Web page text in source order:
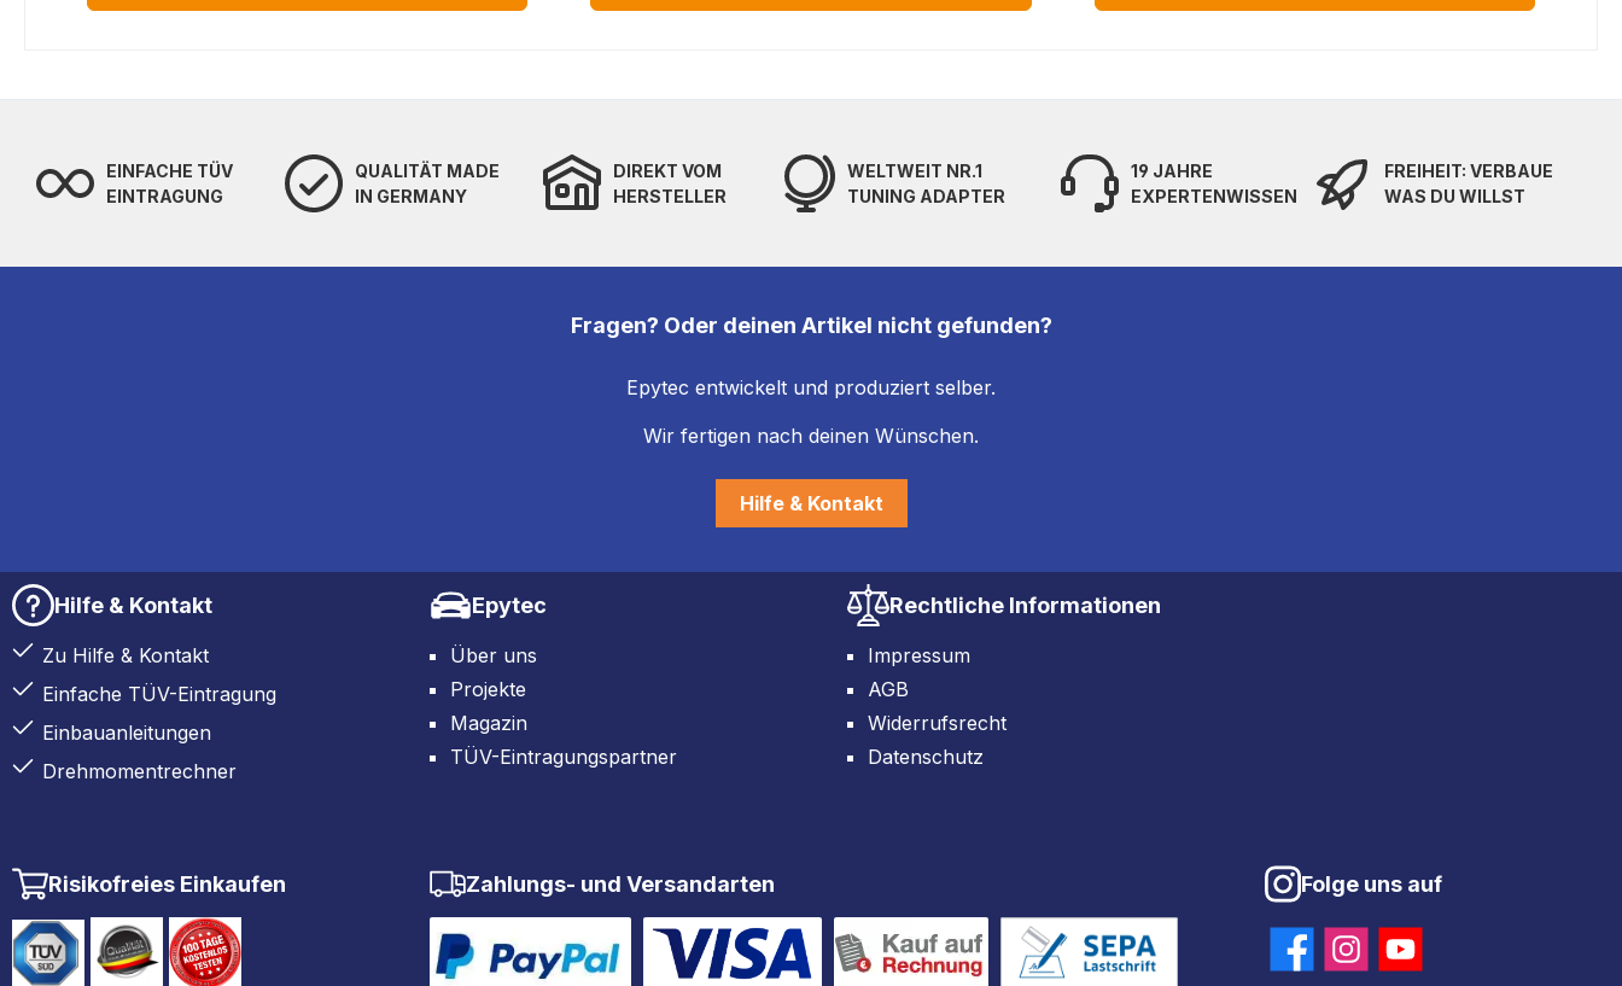
EINFACHE TÜV
EINTRAGUNG
QUALITÄT MADE
IN GERMANY
DIREKT VOM
HERSTELLER
WELTWEIT NR.1
TUNING ADAPTER
19 JAHRE
EXPERTENWISSEN
FREIHEIT: VERBAUE
WAS DU WILLST
Fragen? Oder deinen Artikel nicht gefunden?
Epytec entwickelt und produziert selber.
Wir fertigen nach deinen Wünschen.
Hilfe & Kontakt
Hilfe & Kontakt
Zu Hilfe & Kontakt
Einfache TÜV-Eintragung
Einbauanleitungen
Drehmomentrechner
Epytec
Über uns
Projekte
Magazin
TÜV-Eintragungspartner
Rechtliche Informationen
Impressum
AGB
Widerrufsrecht
Datenschutz
Risikofreies Einkaufen Zahlungs- und Versandarten Folge uns auf